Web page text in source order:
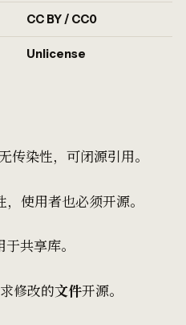
CC BY / CC0
Unlicense
传染性，可闭源引用。
，使用者也必须开源。
共享库。
修改的文件开源。